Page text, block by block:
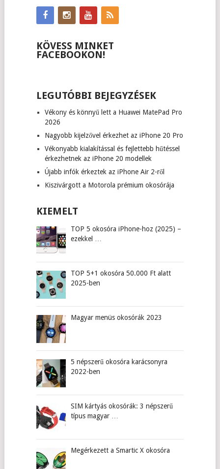
KÖVESS MINKET
FACEBOOKON!
LEGUTÓBBI BEJEGYZÉSEK
Vékony és könnyű lett a Huawei MatePad Pro
2026
Nagyobb kijelzővel érkezhet az iPhone 20 Pro
Vékonyabb kialakítással és fejlettebb hűtéssel
érkezhetnek az iPhone 20 modellek
Újabb infók érkeztek az iPhone Air 2-ről
Kiszivárgott a Motorola prémium okosórája
KIEMELT
TOP 5 okosóra iPhone-hoz (2025) –
ezekkel …
TOP 5+1 okosóra 50.000 Ft alatt
2025-ben
Magyar menüs okosórák 2023
5 népszerű okosóra karácsonyra
2022-ben
SIM kártyás okosórák: 3 népszerű
típus magyar …
Megérkezett a Smartic X okosóra